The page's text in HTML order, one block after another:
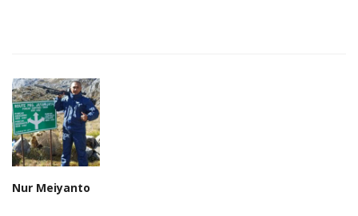
Nur Meiyanto